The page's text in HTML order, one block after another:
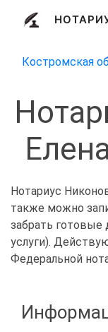
Костромская
Нотариус
также можно
забрать готовые
услуги).
Федеральной